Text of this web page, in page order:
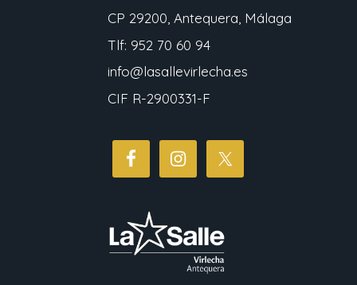
CP 29200, Antequera, Málaga
Tlf: 952 70 60 94
info@lasallevirlecha.es
CIF R-2900331-F